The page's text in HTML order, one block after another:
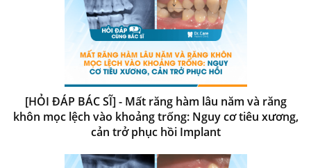
[HỎI ĐÁP BÁC SĨ] - Mất răng hàm lâu năm và răng
khôn mọc lệch vào khoảng trống: Nguy cơ tiêu xương,
cản trở phục hồi Implant